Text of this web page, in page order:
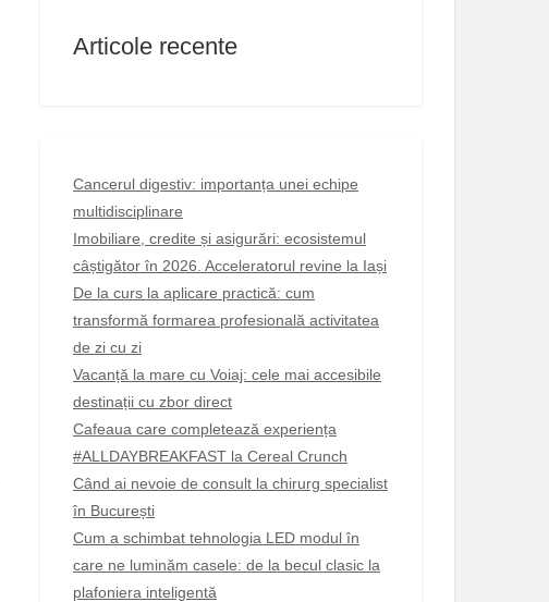
Articole recente
Cancerul digestiv: importanța unei echipe
multidisciplinare
Imobiliare, credite și asigurări: ecosistemul
câștigător în 2026. Acceleratorul revine la Iași
De la curs la aplicare practică: cum
transformă formarea profesională activitatea
de zi cu zi
Vacanță la mare cu Voiaj: cele mai accesibile
destinații cu zbor direct
Cafeaua care completează experiența
#ALLDAYBREAKFAST la Cereal Crunch
Când ai nevoie de consult la chirurg specialist
în București
Cum a schimbat tehnologia LED modul în
care ne luminăm casele: de la becul clasic la
plafoniera inteligentă